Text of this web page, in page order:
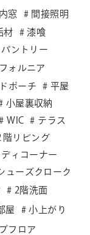
窓
間接照明
材
漆喰
パントリー
ォルニア
ポーチ
平屋
小屋裏収納
WIC
テラス
階リビング
ディコーナー
ューズクローク
2階洗面
屋 小上がり
フロア